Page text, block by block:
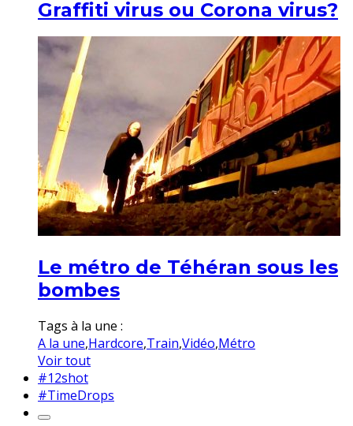
Graffiti virus ou Corona virus?
Le métro de Téhéran sous les
bombes
Tags à la une :
A la une,Hardcore,Train,Vidéo,Métro
Voir tout
#12shot
#TimeDrops